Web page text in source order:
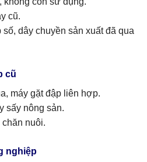
cũ.
số, dây chuyền sản xuất đã qua
cũ
máy gặt đập liên hợp.
sấy nông sản.
nuôi.
nghiệp